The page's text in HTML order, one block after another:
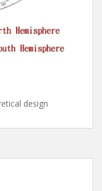
design